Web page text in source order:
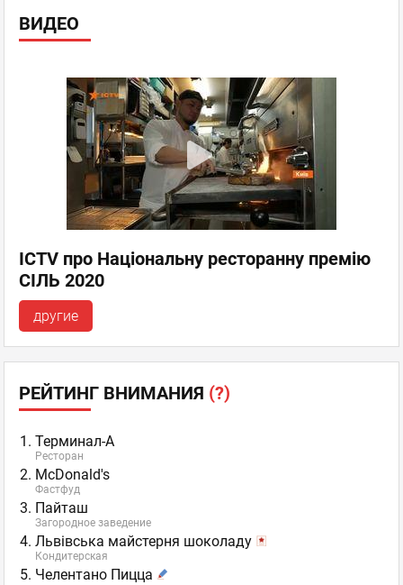
ВИДЕО
ICTV про Національну ресторанну премію
СІЛЬ 2020
другие
РЕЙТИНГ ВНИМАНИЯ (?)
Терминал-А
Ресторан
McDonald's
Фастфуд
Пайташ
Загородное заведение
Львівська майстерня шоколаду
Кондитерская
Челентано Пицца